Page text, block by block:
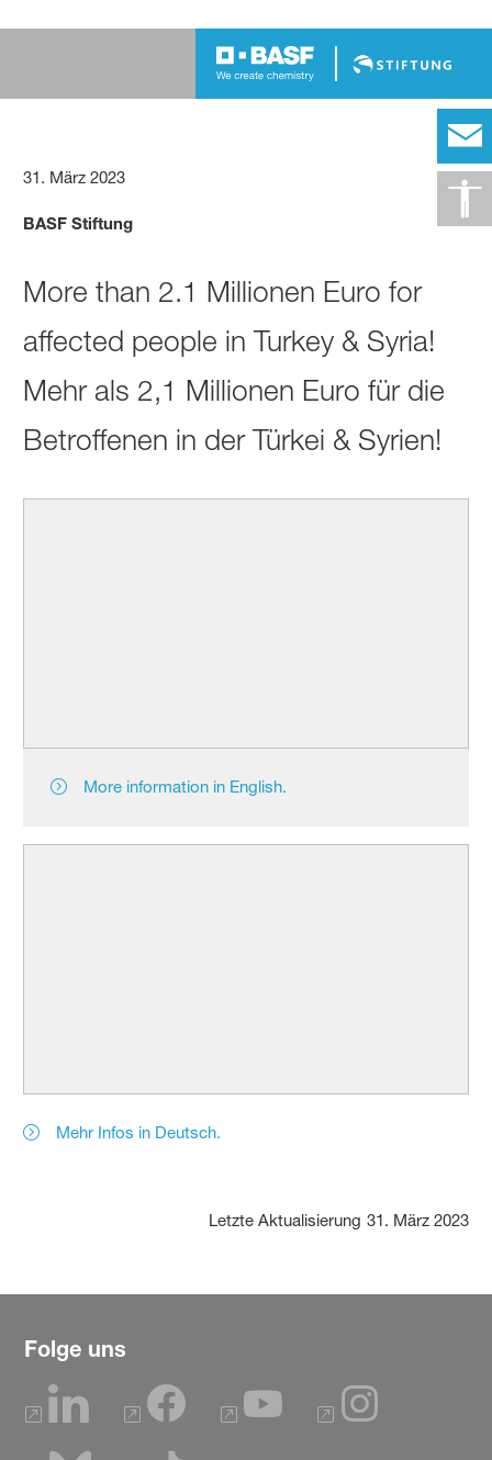
31. März 2023
BASF Stiftung
More than 2.1 Millionen Euro for
affected people in Turkey & Syria!
Mehr als 2,1 Millionen Euro für die
Betroffenen in der Türkei & Syrien!
More information in English.
Mehr Infos in Deutsch.
Letzte Aktualisierung 31. März 2023
Folge uns